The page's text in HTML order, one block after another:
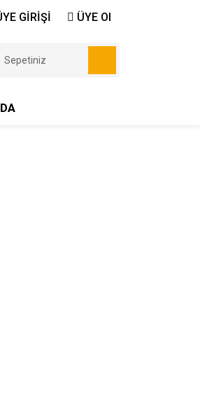
GİRİŞİ ÜYE Ol
Sepetiniz